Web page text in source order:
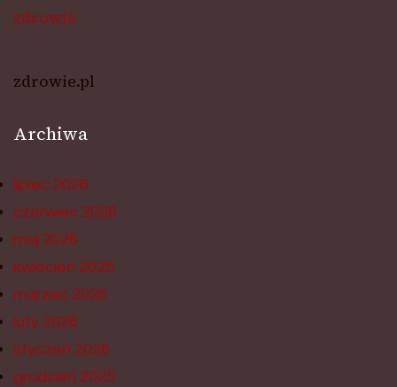
zdrowie
zdrowie.pl
Archiwa
lipiec 2026
czerwiec 2026
maj 2026
kwiecień 2026
marzec 2026
luty 2026
styczeń 2026
grudzień 2025